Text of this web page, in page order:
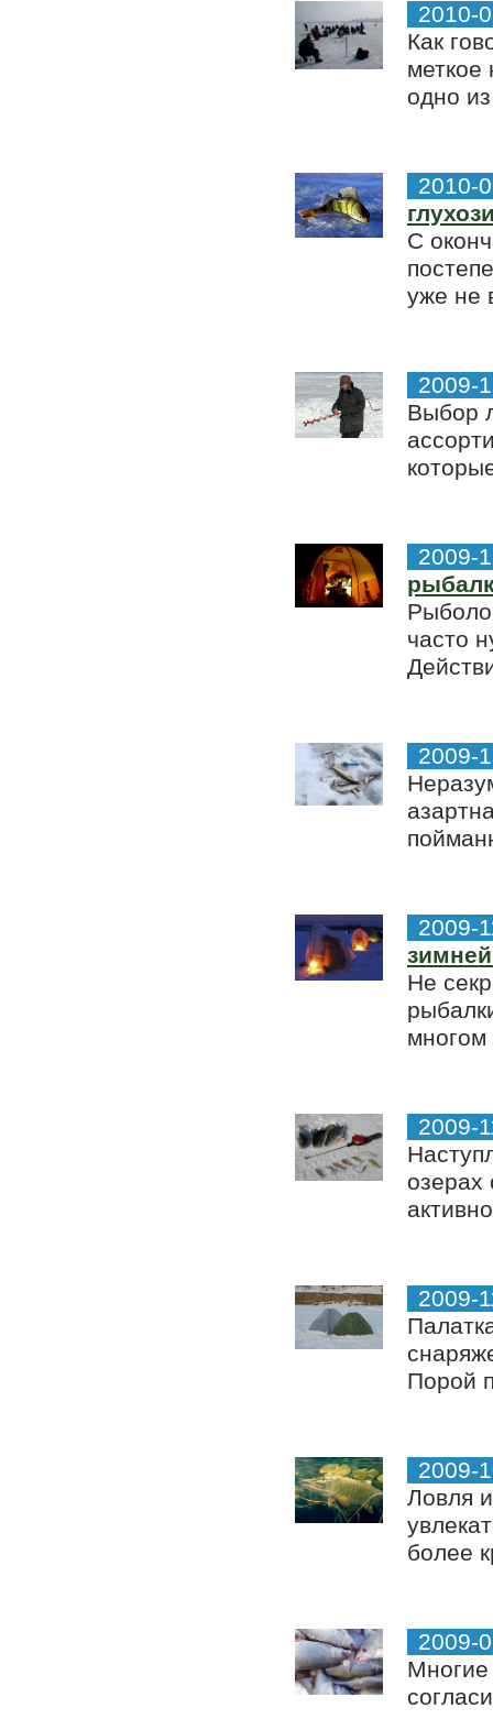
2010-
Как
меткое
одно
2010-
С
уже не
2009-
Выбор
2009-
часто
2009-
2009-
Не
многом
2009-
озерах
2009-
Порой
2009-
Ловля
более
2009-
Многие